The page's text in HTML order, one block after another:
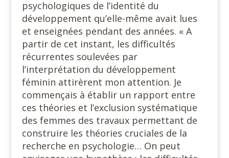
psychologiques de l’identité du
développement qu’elle-même avait lues
et enseignées pendant des années. « A
partir de cet instant, les difficultés
récurrentes soulevées par
l’interprétation du développement
féminin attirèrent mon attention. Je
commençais à établir un rapport entre
ces théories et l’exclusion systématique
des femmes des travaux permettant de
construire les théories cruciales de la
recherche en psychologie… On peut